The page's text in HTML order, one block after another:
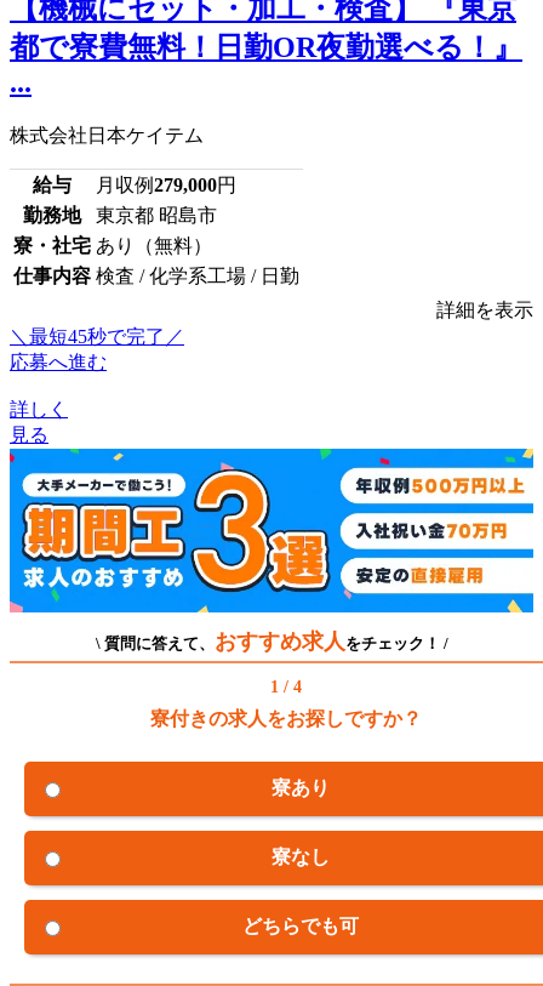
【機械にセット・加工・検査】 『東京
都で寮費無料！日勤OR夜勤選べる！』
...
株式会社日本ケイテム
給与 月収例279,000円
勤務地
東京都 昭島市
寮・社宅 あり（無料）
仕事内容 検査 / 化学系工場 / 日勤
詳細を表示
＼最短45秒で完了／
応募へ進む
詳しく
見る
\ 質問に答えて、 おすすめ求人 をチェック！ /
1 / 4
寮付きの求人をお探しですか？
寮あり
寮なし
どちらでも可